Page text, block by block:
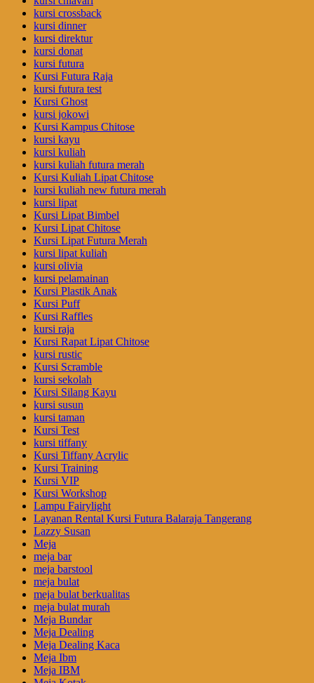
kursi crossback
kursi dinner
kursi direktur
kursi donat
kursi futura
Kursi Futura Raja
kursi futura test
Kursi Ghost
kursi jokowi
Kursi Kampus Chitose
kursi kayu
kursi kuliah
kursi kuliah futura merah
Kursi Kuliah Lipat Chitose
kursi kuliah new futura merah
kursi lipat
Kursi Lipat Bimbel
Kursi Lipat Chitose
Kursi Lipat Futura Merah
kursi lipat kuliah
kursi olivia
kursi pelamainan
Kursi Plastik Anak
Kursi Puff
Kursi Raffles
kursi raja
Kursi Rapat Lipat Chitose
kursi rustic
Kursi Scramble
kursi sekolah
Kursi Silang Kayu
kursi susun
kursi taman
Kursi Test
kursi tiffany
Kursi Tiffany Acrylic
Kursi Training
Kursi VIP
Kursi Workshop
Lampu Fairylight
Layanan Rental Kursi Futura Balaraja Tangerang
Lazzy Susan
Meja
meja bar
meja barstool
meja bulat
meja bulat berkualitas
meja bulat murah
Meja Bundar
Meja Dealing
Meja Dealing Kaca
Meja Ibm
Meja IBM